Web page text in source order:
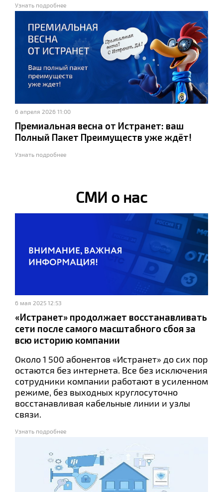
Узнать подробнее
6 апреля 2026 11:00
Премиальная весна от Истранет: ваш
Полный Пакет Преимуществ уже ждёт!
Узнать подробнее
СМИ о нас
6 мая 2025 12:53
«Истранет» продолжает восстанавливать
сети после самого масштабного сбоя за
всю историю компании
Около 1 500 абонентов «Истранет» до сих пор
остаются без интернета. Все без исключения
сотрудники компании работают в усиленном
режиме, без выходных круглосуточно
восстанавливая кабельные линии и узлы
связи.
Узнать подробнее